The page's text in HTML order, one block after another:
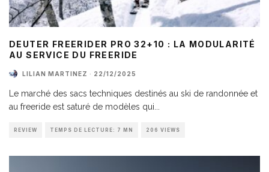
DEUTER FREERIDER PRO 32+10 : LA MODULARITÉ
AU SERVICE DU FREERIDE
LILIAN MARTINEZ · 22/12/2025
Le marché des sacs techniques destinés au ski de randonnée et
au freeride est saturé de modèles qui
REVIEW TEMPS DE LECTURE: 7 MN 206 VIEWS